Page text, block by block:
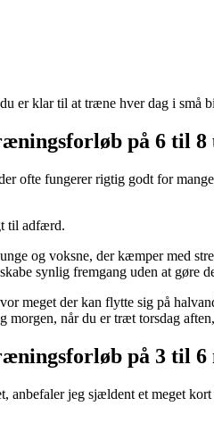
er klar til at træne hver dag i små
på 6 til 8
ofte fungerer rigtig godt for
til adfærd.
og voksne, der kæmper med
synlig fremgang uden at gøre
meget der kan flytte sig på
morgen, når du er træt torsdag
på 3 til
anbefaler jeg sjældent et meget